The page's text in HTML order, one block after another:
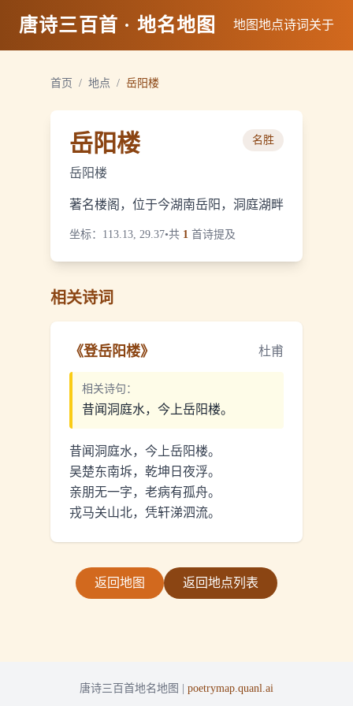
唐诗三百首 · 地名地图 地图地点诗词 关于
首页 / 地点 / 岳阳楼
岳阳楼
岳阳楼
名胜
著名楼阁，位于今湖南岳阳，洞庭湖畔
坐标： 113.13, 29.37•共 1 首诗提及
相关诗词
《登岳阳楼》 杜甫
相关诗句：
昔闻洞庭水，今上岳阳楼。
昔闻洞庭水，今上岳阳楼。
吴楚东南坼，乾坤日夜浮。
亲朋无一字，老病有孤舟。
戎马关山北，凭轩涕泗流。
返回地图 返回地点列表
唐诗三百首地名地图 | poetrymap.quanl.ai